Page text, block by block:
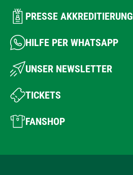
PRESSE AKKREDITIERUNG
HILFE PER WHATSAPP
UNSER NEWSLETTER
TICKETS
FANSHOP